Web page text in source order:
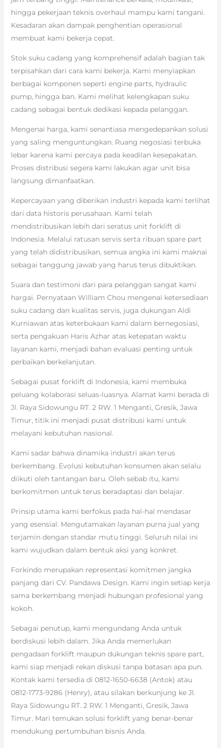
hingga pekerjaan teknis overhaul mampu kami tangani.
Kesadaran akan dampak penghentian operasional
membuat kami bekerja cepat.
Stok suku cadang yang komprehensif adalah bagian tak
terpisahkan dari cara kami bekerja. Kami menyiapkan
berbagai komponen seperti engine parts, hydraulic
pump, hingga ban. Kami melihat kelengkapan suku
cadang sebagai bentuk dedikasi kepada pelanggan.
Mengenai harga, kami senantiasa mengedepankan solusi
yang saling menguntungkan. Ruang negosiasi terbuka
lebar karena kami percaya pada keadilan kesepakatan.
Proses distribusi segera kami lakukan agar unit bisa
langsung dimanfaatkan.
Kepercayaan yang diberikan industri kepada kami terlihat
dari data historis perusahaan. Kami telah
mendistribusikan lebih dari seratus unit forklift di
Indonesia. Melalui ratusan servis serta ribuan spare part
yang telah didistribusikan, semua angka ini kami maknai
sebagai tanggung jawab yang harus terus dibuktikan.
Suara dan testimoni dari para pelanggan sangat kami
hargai. Pernyataan William Chou mengenai ketersediaan
suku cadang dan kualitas servis, juga dukungan Aldi
Kurniawan atas keterbukaan kami dalam bernegosiasi,
serta pengakuan Haris Azhar atas ketepatan waktu
layanan kami, menjadi bahan evaluasi penting untuk
perbaikan berkelanjutan.
Sebagai pusat forklift di Indonesia, kami membuka
peluang kolaborasi seluas-luasnya. Alamat kami berada di
Jl. Raya Sidowungu RT. 2 RW. 1 Menganti, Gresik, Jawa
Timur, titik ini menjadi pusat distribusi kami untuk
melayani kebutuhan nasional.
Kami sadar bahwa dinamika industri akan terus
berkembang. Evolusi kebutuhan konsumen akan selalu
diikuti oleh tantangan baru. Oleh sebab itu, kami
berkomitmen untuk terus beradaptasi dan belajar.
Prinsip utama kami berfokus pada hal-hal mendasar
yang esensial. Mengutamakan layanan purna jual yang
terjamin dengan standar mutu tinggi. Seluruh nilai ini
kami wujudkan dalam bentuk aksi yang konkret.
Forkindo merupakan representasi komitmen jangka
panjang dari CV. Pandawa Design. Kami ingin setiap kerja
sama berkembang menjadi hubungan profesional yang
kokoh.
Sebagai penutup, kami mengundang Anda untuk
berdiskusi lebih dalam. Jika Anda memerlukan
pengadaan forklift maupun dukungan teknis spare part,
kami siap menjadi rekan diskusi tanpa batasan apa pun.
Kontak kami tersedia di 0812-1650-6638 (Antok) atau
0812-1773-9286 (Henry), atau silakan berkunjung ke Jl.
Raya Sidowungu RT. 2 RW. 1 Menganti, Gresik, Jawa
Timur. Mari temukan solusi forklift yang benar-benar
mendukung pertumbuhan bisnis Anda.